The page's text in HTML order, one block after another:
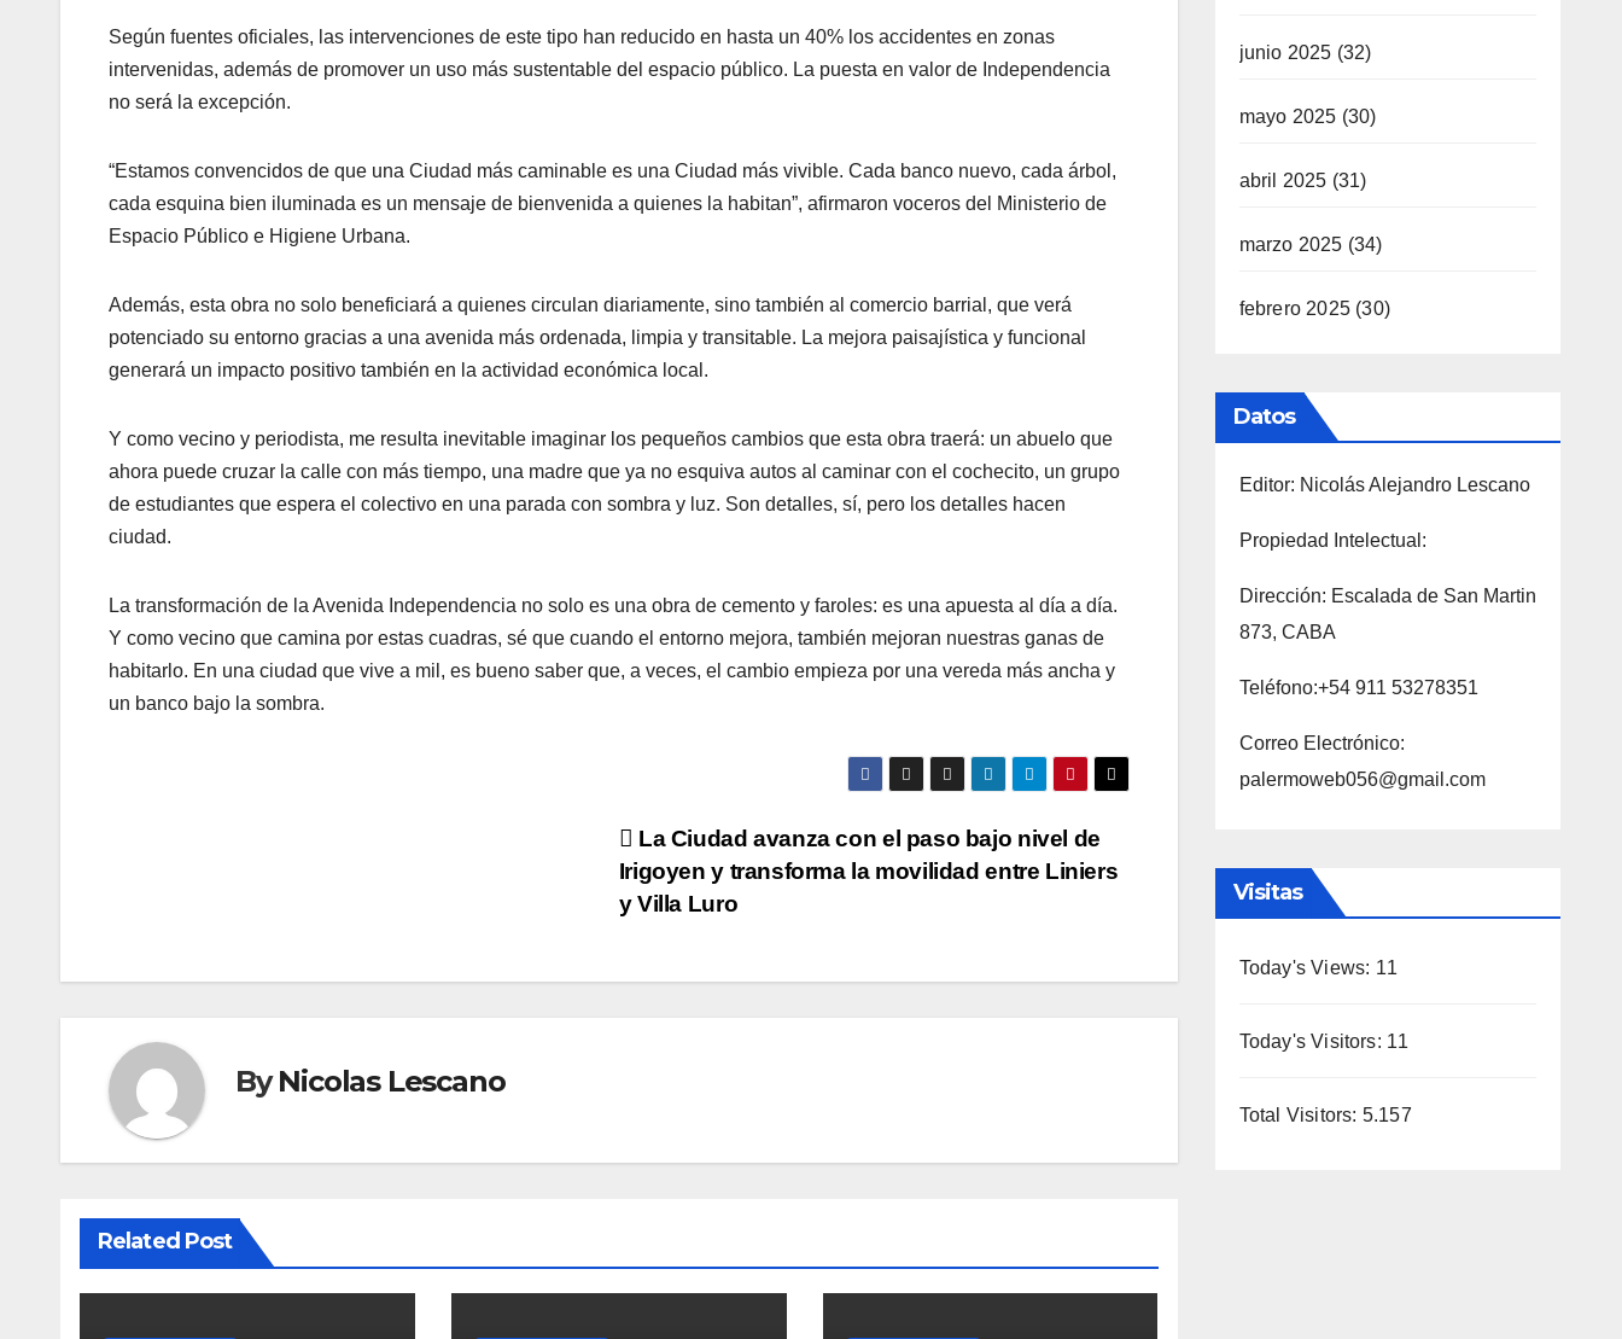
Según fuentes oficiales, las intervenciones de este tipo han reducido en hasta un 40% los accidentes en zonas
intervenidas, además de promover un uso más sustentable del espacio público. La puesta en valor de Independencia
no será la excepción.
“Estamos convencidos de que una Ciudad más caminable es una Ciudad más vivible. Cada banco nuevo, cada árbol,
cada esquina bien iluminada es un mensaje de bienvenida a quienes la habitan”, afirmaron voceros del Ministerio de
Espacio Público e Higiene Urbana.
Además, esta obra no solo beneficiará a quienes circulan diariamente, sino también al comercio barrial, que verá
potenciado su entorno gracias a una avenida más ordenada, limpia y transitable. La mejora paisajística y funcional
generará un impacto positivo también en la actividad económica local.
Y como vecino y periodista, me resulta inevitable imaginar los pequeños cambios que esta obra traerá: un abuelo que
ahora puede cruzar la calle con más tiempo, una madre que ya no esquiva autos al caminar con el cochecito, un grupo
de estudiantes que espera el colectivo en una parada con sombra y luz. Son detalles, sí, pero los detalles hacen
ciudad.
La transformación de la Avenida Independencia no solo es una obra de cemento y faroles: es una apuesta al día a día.
Y como vecino que camina por estas cuadras, sé que cuando el entorno mejora, también mejoran nuestras ganas de
habitarlo. En una ciudad que vive a mil, es bueno saber que, a veces, el cambio empieza por una vereda más ancha y
un banco bajo la sombra.
La Ciudad avanza con el paso bajo nivel de
Irigoyen y transforma la movilidad entre Liniers
y Villa Luro
ByNicolas Lescano
Related Post
junio 2025 (32)
mayo 2025 (30)
abril 2025 (31)
marzo 2025 (34)
febrero 2025(30)
Datos
Editor: Nicolás Alejandro Lescano
Propiedad Intelectual:
Dirección: Escalada de San Martin
873, CABA
Teléfono:+54 911 53278351
Correo Electrónico:
palermoweb056@gmail.com
Visitas
Today's Views: 11
Today's Visitors: 11
Total Visitors: 5.157